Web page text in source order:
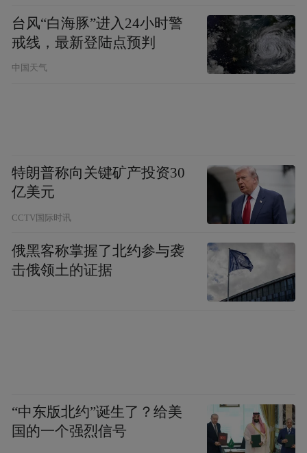
“认真”刻画清楚，就会失真，最好用打马虎
眼的方法处理，不信你试试看。
画固不能悖于物理，然苛求物理、置画理于
台风“白海豚”进入24小时警
戒线，最新登陆点预判
中国天气
特朗普称向关键矿产投资30
亿美元
CCTV国际时讯
俄黑客称掌握了北约参与袭
击俄领土的证据
“中东版北约”诞生了？给美
国的一个强烈信号